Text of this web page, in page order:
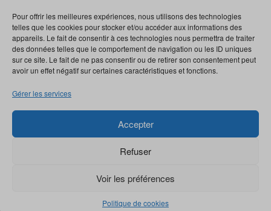
Pour offrir les meilleures expériences, nous utilisons des technologies
telles que les cookies pour stocker et/ou accéder aux informations des
appareils. Le fait de consentir à ces technologies nous permettra de traiter
des données telles que le comportement de navigation ou les ID uniques
sur ce site. Le fait de ne pas consentir ou de retirer son consentement peut
avoir un effet négatif sur certaines caractéristiques et fonctions.
Gérer les services
Accepter
Refuser
Voir les préférences
Politique de cookies